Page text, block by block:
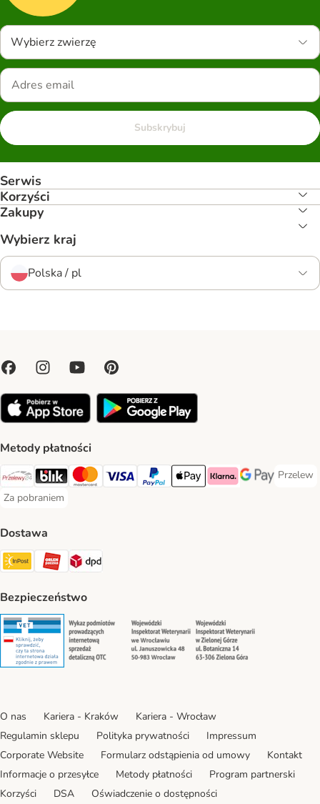
Wybierz zwierzę
Subskrybuj
Serwis
Korzyści
Zakupy
Wybierz kraj
Polska / pl
Metody płatności
Przelewy24 Payment Method
Blik Payment Method
MasterCard Payment Method
Visa Payment Method
PayPal Payment Method
Apple Pay Payment Method
Klarna Payment Method
Google Pay
Przelew
Przelew
Za pobraniem
Za pobraniem Payment Method
Dostawa
Paczkomat® Shipping Method
ORLEN Paczka Shipping Method
DPD Shipping Method
Bezpieczeństwo
Security Security Security
O nas Kariera - Kraków
Kariera - Wrocław
Regulamin sklepu
Polityka prywatności
Impressum
Corporate Website
Formularz odstąpienia od umowy
Kontakt
Informacje o przesyłce
Metody płatności
Program partnerski
Korzyści
DSA Oświadczenie o dostępności